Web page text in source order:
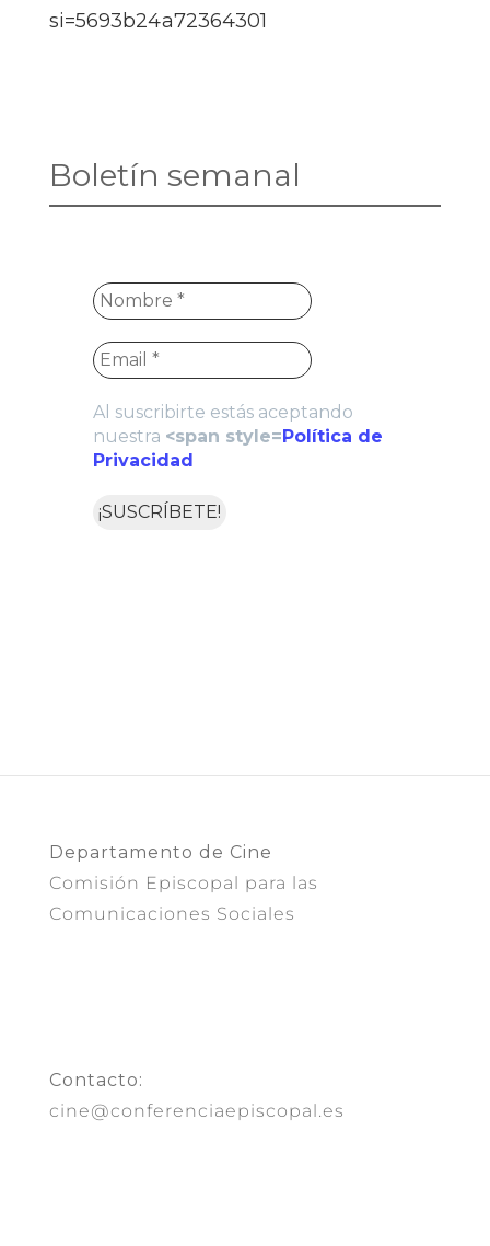
si=5693b24a72364301
Boletín semanal
Al suscribirte estás aceptando
nuestra <span style=Política de
Privacidad
Departamento de Cine
Comisión Episcopal para las
Comunicaciones Sociales
Contacto:
cine@conferenciaepiscopal.es